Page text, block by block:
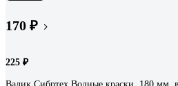
170 ₽
225 ₽